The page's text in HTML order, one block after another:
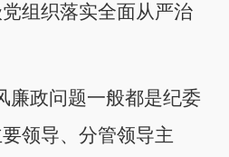
组织落实全面从严治
政问题一般都是纪委
领导、分管领导主